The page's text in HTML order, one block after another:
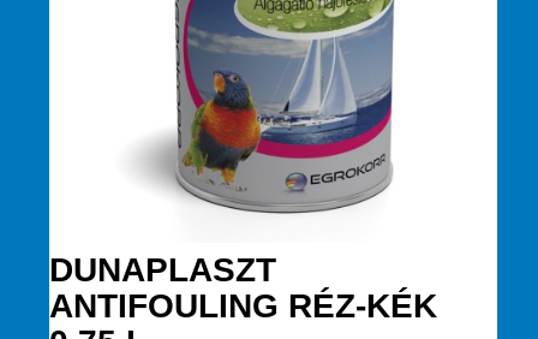
DUNAPLASZT
ANTIFOULING RÉZ-KÉK